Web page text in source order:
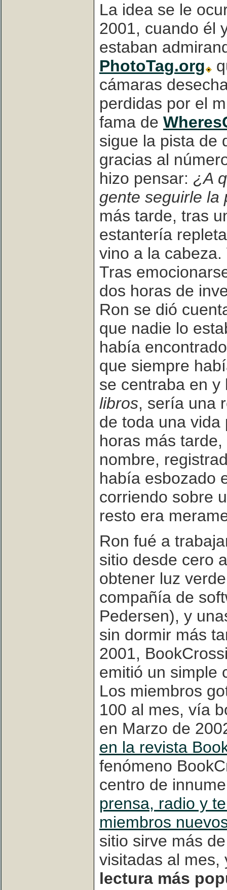
La idea se le
2001, cuando él
estaban
PhotoTag.org
cámaras
perdidas por el
fama de
sigue la pista de
gracias al
hizo pensar: ¿A
gente seguirle la
más tarde, tras
estantería
vino a la
Tras
dos horas de
Ron se dió
que nadie lo
había
que siempre
se centraba en y
libros, sería una
de toda una vida
horas más
nombre,
había esbozado
corriendo sobre
resto era
Ron fué a
sitio desde cero
obtener luz
compañía de
Pedersen), y
sin dormir más
2001,
emitió un simple
Los miembros
100 al mes, vía
en Marzo de
en la revista
fenómeno
centro de
prensa, radio y
miembros
sitio sirve más
visitadas al
lectura más